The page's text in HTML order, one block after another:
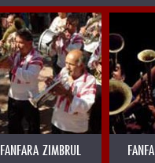
FANFARA ZIMBRUL